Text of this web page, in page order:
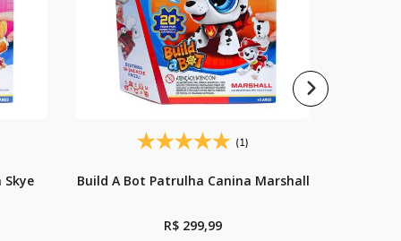
Skye
(1)
Build A Bot Patrulha Canina Marshall
R$ 299,99